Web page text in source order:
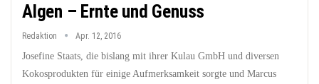
Algen – Ernte und Genuss
Redaktion Apr. 12, 2016
Josefine Staats, die bislang mit ihrer Kulau GmbH und diversen
Kokosprodukten für einige Aufmerksamkeit sorgte und Marcus